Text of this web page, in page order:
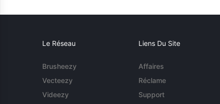
Le Réseau
Brusheezy
Vecteezy
Videezy
Liens Du Site
Affaires
Réclame
Support